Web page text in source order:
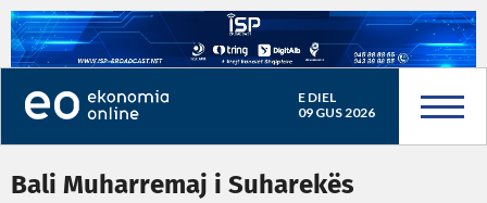
E DIEL
09 GUS 2026
Bali Muharremaj i Suharekës